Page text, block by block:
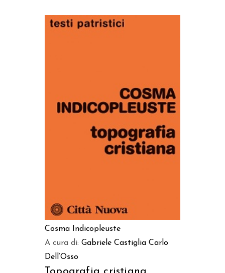
Cosma Indicopleuste
A cura di: Gabriele Castiglia Carlo
Dell’Osso